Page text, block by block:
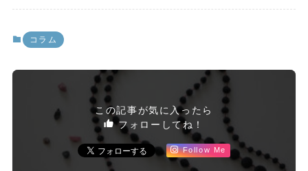
コラム
この記事が気に入ったら
フォローしてね！
Follow Me